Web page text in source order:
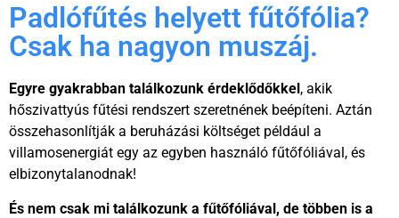
Padlófűtés helyett fűtőfólia?
Csak ha nagyon muszáj.
Egyre gyakrabban találkozunk érdeklődőkkel , akik
hőszivattyús fűtési rendszert szeretnének beépíteni. Aztán
összehasonlítják a beruházási költséget például a
villamosenergiát egy az egyben használó fűtőfóliával, és
elbizonytalanodnak!
És nem csak mi találkozunk a fűtőfóliával, de többen is a